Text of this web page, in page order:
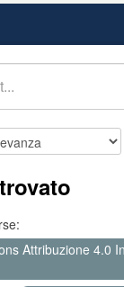
Attribuzione 4.0